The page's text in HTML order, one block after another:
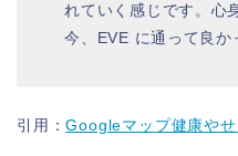
れていく感じです。心
今、EVE に通って良か
引用：Googleマップ健康や